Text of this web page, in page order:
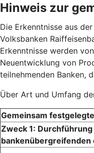
Hinweis zur
Die Erkenntnisse aus
Volksbanken
Erkenntnisse werden
Neuentwicklung von
teilnehmenden Banken,
Über Art und Umfang
Gemeinsam
Zweck 1:
bankenübergreifenden